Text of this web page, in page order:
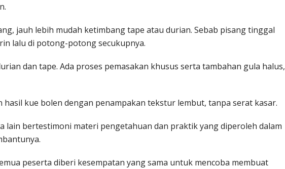
jauh lebih mudah ketimbang tape atau durian. Sebab pisang tinggal
lalu di potong-potong secukupnya.
dan tape. Ada proses pemasakan khusus serta tambahan gula halus,
hasil kue bolen dengan penampakan tekstur lembut, tanpa serat kasar.
lain bertestimoni materi pengetahuan dan praktik yang diperoleh dalam
peserta diberi kesempatan yang sama untuk mencoba membuat